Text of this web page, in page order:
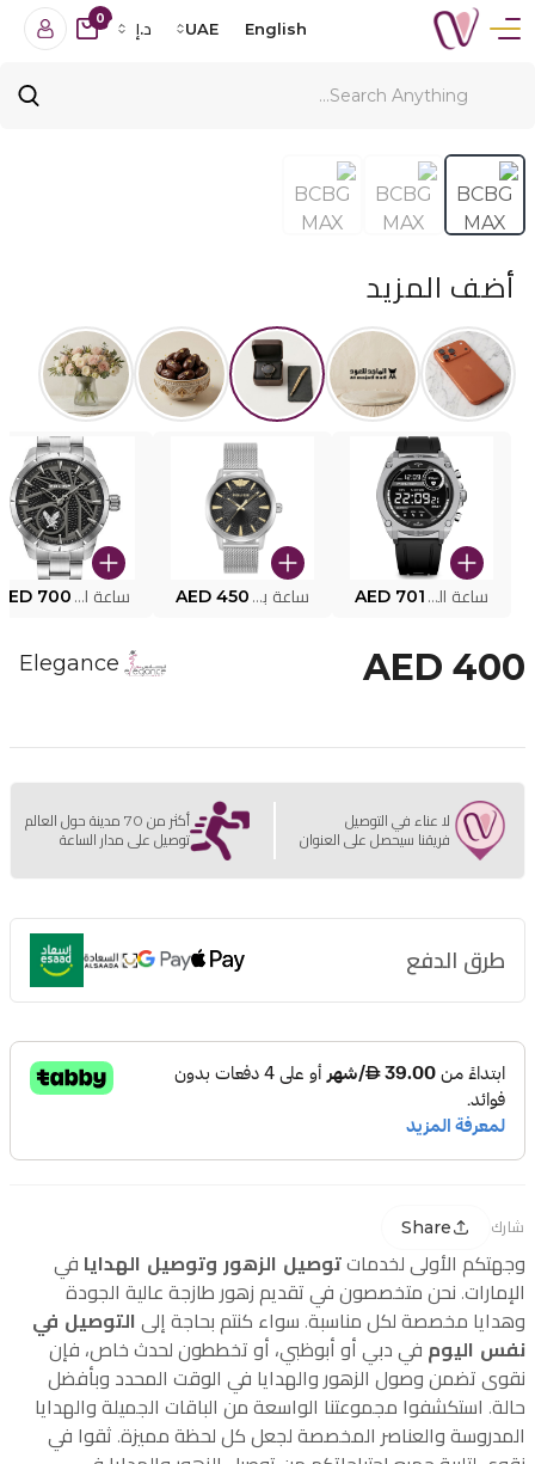
English
UAE د.إ
0
أضف المزيد
ساعة البوليس الذكية MY.AVATAR PEIUN0000101 AED 701 ساعة بوليس للرجال PEWJG0005002 AED 450 ساعة البوليس PEWJG2227302 700
AED 400
Elegance
لا عناء في التوصيل
فريقنا سيحصل على العنوان
أكثر من 70 مدينة حول العالم
توصيل على مدار الساعة
طرق الدفع
شارك Share
وجهتكم الأولى لخدمات توصيل الزهور وتوصيل الهدايا في
الإمارات. نحن متخصصون في تقديم زهور طازجة عالية الجودة
وهدايا مخصصة لكل مناسبة. سواء كنتم بحاجة إلى التوصيل في
نفس اليوم في دبي أو أبوظبي، أو تخططون لحدث خاص، فإن
نقوى تضمن وصول الزهور والهدايا في الوقت المحدد وبأفضل
حالة. استكشفوا مجموعتنا الواسعة من الباقات الجميلة والهدايا
المدروسة والعناصر المخصصة لجعل كل لحظة مميزة. ثقوا في